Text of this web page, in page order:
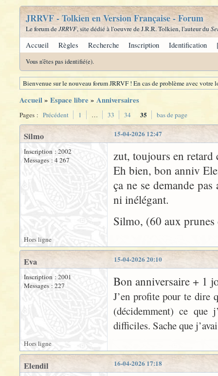
JRRVF - Tolkien en Version Française - Forum
Le forum deJRRVF, site dédié à l'oeuvre de J.R.R. Tolkien, l'auteur du
Accueil Règles Recherche Inscription Identification
Vous n'êtes pas identifié(e).
Bienvenue sur le nouveau forum JRRVF ! En cas de problème avec
Accueil» Espace libre » Anniversaires
Pages : Précédent 1 … 33 34 35 bas de page
15-04-2026 12:47
Silmo
Inscription : 2002
Messages : 4 267
zut, toujours en
Eh bien, bon anniv
ça ne se demande
ni inélégant.
Silmo, (60 aux
Hors ligne
15-04-2026 20:10
Eva
Inscription : 2001
Messages : 227
Bon anniversaire + 1
J’en profite pour te dire
(décidemment) ce que
difficiles. Sache que
Hors ligne
16-04-2026 17:18
Elendil